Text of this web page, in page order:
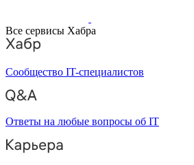
Все сервисы Хабра
Сообщество IT-специалистов
Ответы на любые вопросы об IT